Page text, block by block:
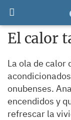
El calor
La ola de calor
onubenses.
encendidos y
refrescar la